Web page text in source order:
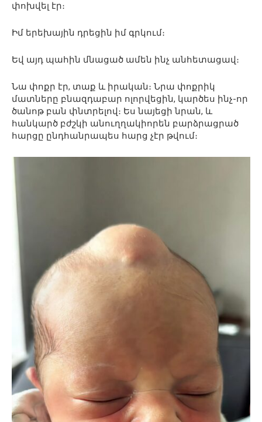
փոխվել էր։
Իմ երեխային դրեցին իմ գրկում։
Եվ այդ պահին մնացած ամեն ինչ անհետացավ։
Նա փոքր էր, տաք և իրական։ Նրա փոքրիկ
մատները բնազդաբար ոլորվեցին, կարծես ինչ-որ
ծանոթ բան փնտրելով։ Ես նայեցի նրան, և
հանկարծ բժշկի անուղղակիորեն բարձրացրած
հարցը ընդհանրապես հարց չէր թվում։